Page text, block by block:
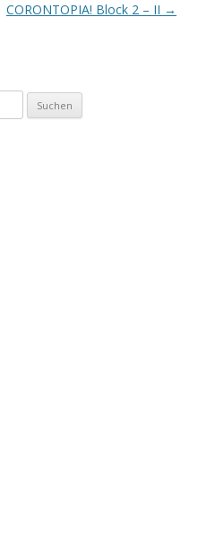
CORONTOPIA! Block 2 – II →